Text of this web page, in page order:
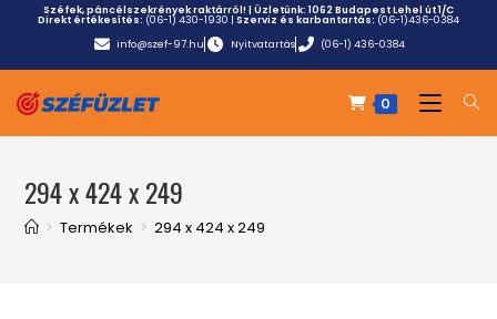
Széfek, páncélszekrények raktárról! | Üzletünk:1062 Budapest Lehel út 1/C
Direkt értékesítés: (06-1) 430-1930 | Szerviz és karbantartás: (06-1)436-0384
info@szef-97.hu
Nyitvatartás (06-1) 436-0384
0
294 x 424 x 249
> Termékek > 294 x 424 x 249